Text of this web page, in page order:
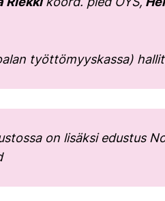
työttömyyskassa)
on lisäksi edustus